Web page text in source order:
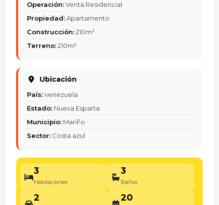
Operación:Venta Residencial
Propiedad:Apartamento
Construcción:210m²
Terreno:210m²
Ubicación
País:venezuela
Estado: Nueva Esparta
Municipio: Mariño
Sector: Costa azul
3
Habitaciones
3
Baños
2 20